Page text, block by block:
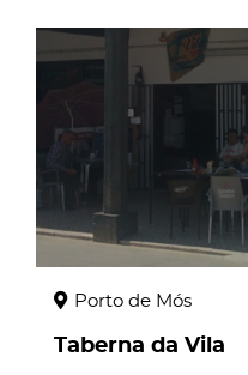
page
Porto de Mós
Taberna da Vila